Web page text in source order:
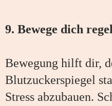
9. Bewege dich
Bewegung hilft dir,
Blutzuckerspiegel
Stress abzubauen.